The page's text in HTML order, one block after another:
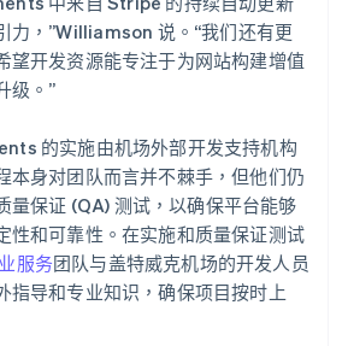
力，”Williamson 说。“我们还有更
望开发资源能专注于为网站构建增值
级。”
的实施由机场外部开发支持机构
本身对团队而言并不棘手，但他们仍
量保证 (QA) 测试，以确保平台能够
性和可靠性。在实施和质量保证测试
服务团队与盖特威克机场的开发人员
指导和专业知识，确保项目按时上